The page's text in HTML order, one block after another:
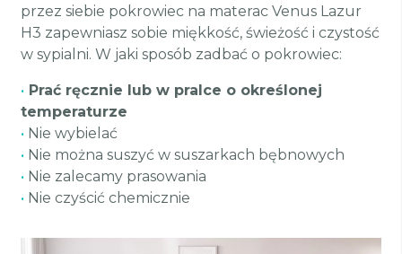
przez siebie pokrowiec na materac Venus Lazur
H3 zapewniasz sobie miękkość, świeżość i czystość
w sypialni. W jaki sposób zadbać o pokrowiec:
• Prać ręcznie lub w pralce o określonej
temperaturze
• Nie wybielać
• Nie można suszyć w suszarkach bębnowych
• Nie zalecamy prasowania
• Nie czyścić chemicznie